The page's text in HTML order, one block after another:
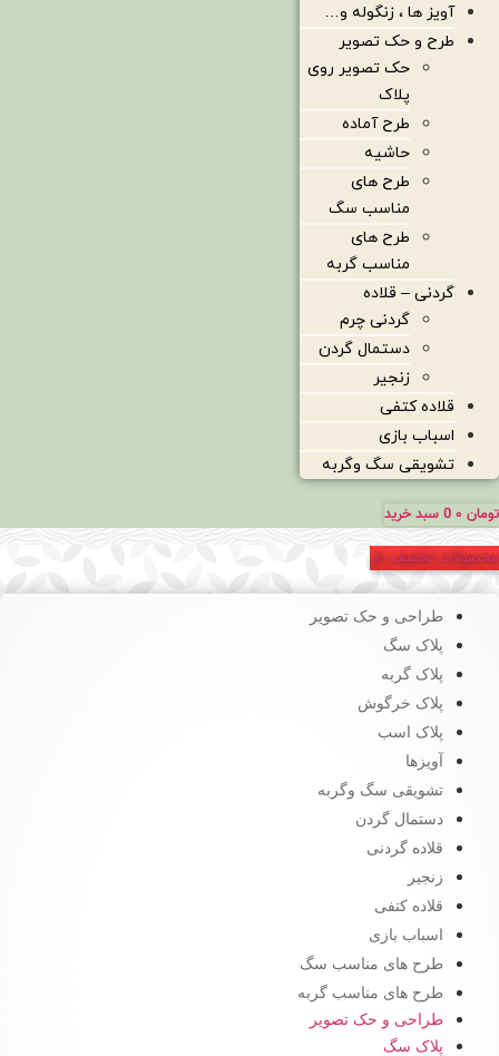
آویز ها ، زنگوله و…
طرح و حک تصویر
حک تصویر روی
پلاک
طرح آماده
حاشیه
طرح های
مناسب سگ
طرح های
مناسب گربه
گردنی – قلاده
گردنی چرم
دستمال گردن
زنجیر
قلاده کتفی
اسباب بازی
تشویقی سگ وگربه
تومان 0 سبد خرید
محصولات تخفیف دار
طراحی و حک تصویر
پلاک سگ
پلاک گربه
پلاک خرگوش
پلاک اسب
آویزها
تشویقی سگ وگربه
دستمال گردن
قلاده گردنی
زنجیر
قلاده کتفی
اسباب بازی
طرح های مناسب سگ
طرح های مناسب گربه
طراحی و حک تصویر
پلاک سگ